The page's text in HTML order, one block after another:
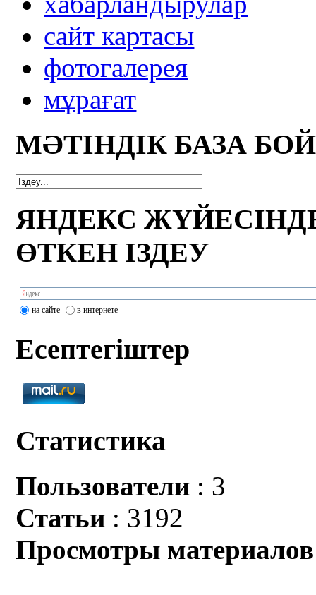
сайт картасы
фотогалерея
мұрағат
МӘТІНДІК БАЗА
ЯНДЕКС
ӨТКЕН ІЗДЕУ
на сайте в интернете
Есептегіштер
Статистика
Пользователи : 3
Статьи : 3192
Просмотры материалов